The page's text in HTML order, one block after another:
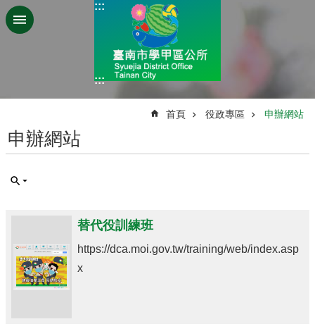
跳到主要內容區塊
:::
:::
首頁 役政專區 申辦網站
申辦網站
替代役訓練班
https://dca.moi.gov.tw/training/web/index.asp
x